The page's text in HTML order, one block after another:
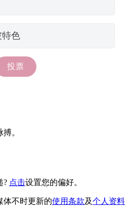
。
? 点击设置您的偏好。
体不时更新的使用条款及个人资料